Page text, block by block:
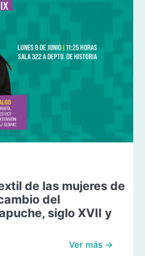
de las mujeres de
del
siglo XVII y
Ver más →